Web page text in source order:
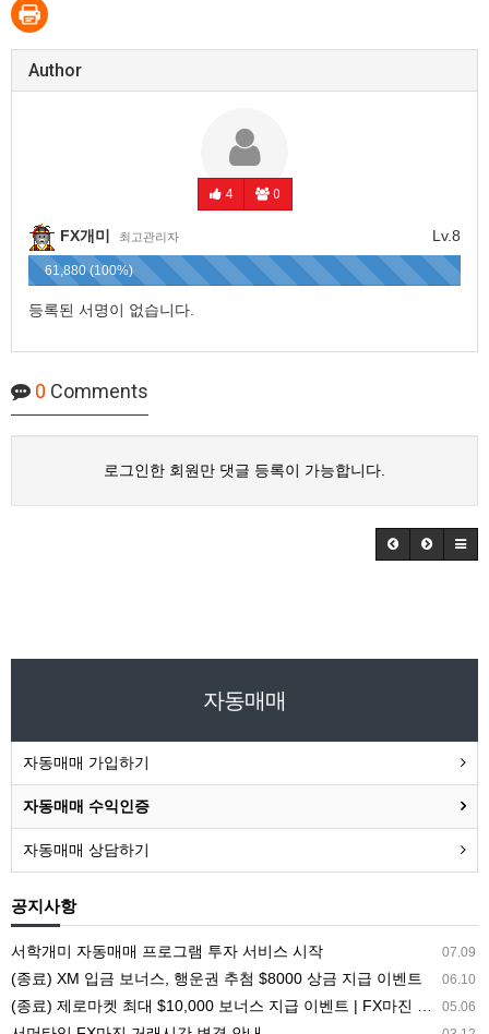
Author
4 0
Lv.8
FX개미 최고관리자
61,880 (100%)
등록된 서명이 없습니다.
0 Comments
로그인한 회원만 댓글 등록이 가능합니다.
자동매매
자동매매 가입하기
자동매매 수익인증
자동매매 상담하기
공지사항
07.09
서학개미 자동매매 프로그램 투자 서비스 시작
06.10
(종료) XM 입금 보너스, 행운권 추첨 $8000 상금 지급 이벤트
05.06
(종료) 제로마켓 최대 $10,000 보너스 지급 이벤트 | FX마진 해외거래소 ZEROMARKETS